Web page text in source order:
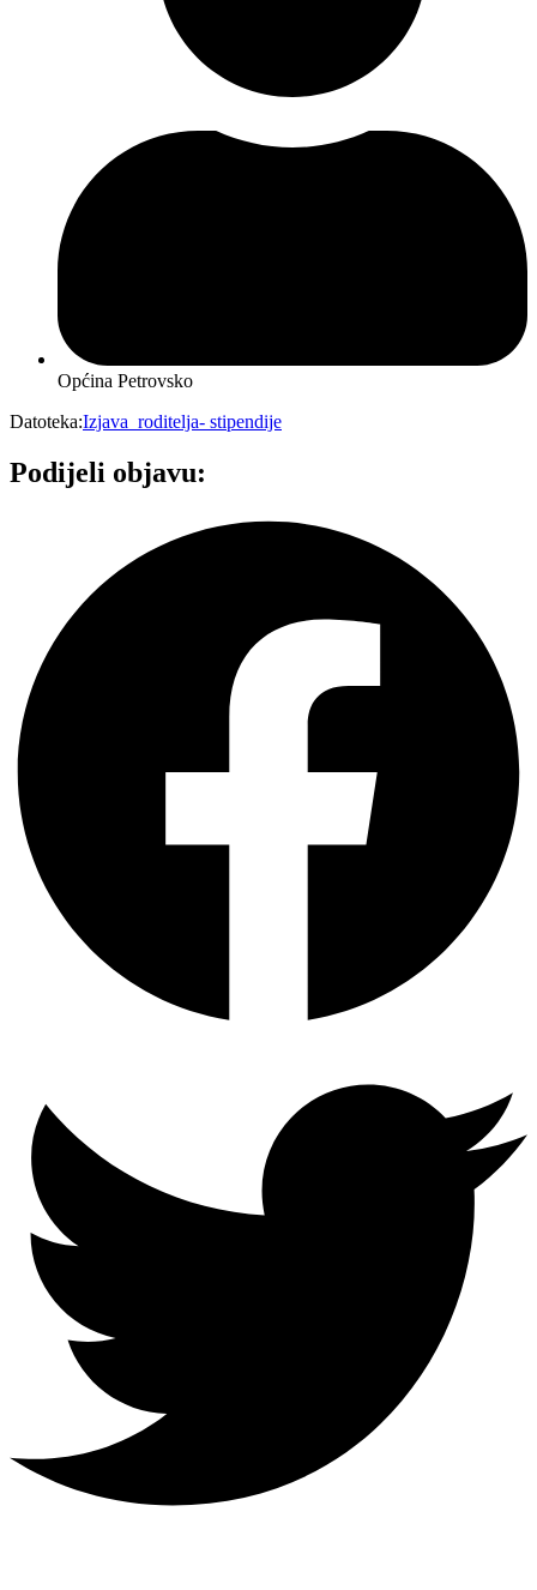
Općina Petrovsko
Datoteka:Izjava_roditelja- stipendije
Podijeli objavu: